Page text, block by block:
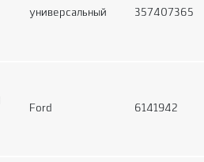
универсальный 357407365
Ford 6141942